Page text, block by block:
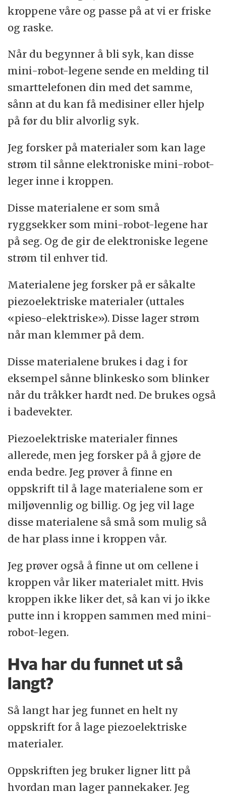
kroppene våre og passe på at vi er friske
og raske.
Når du begynner å bli syk, kan disse
mini-robot-legene sende en melding til
smarttelefonen din med det samme,
sånn at du kan få medisiner eller hjelp
på før du blir alvorlig syk.
Jeg forsker på materialer som kan lage
strøm til sånne elektroniske mini-robot-
leger inne i kroppen.
Disse materialene er som små
ryggsekker som mini-robot-legene har
på seg. Og de gir de elektroniske legene
strøm til enhver tid.
Materialene jeg forsker på er såkalte
piezoelektriske materialer (uttales
«pieso-elektriske»). Disse lager strøm
når man klemmer på dem.
Disse materialene brukes i dag i for
eksempel sånne blinkesko som blinker
når du tråkker hardt ned. De brukes også
i badevekter.
Piezoelektriske materialer finnes
allerede, men jeg forsker på å gjøre de
enda bedre. Jeg prøver å finne en
oppskrift til å lage materialene som er
miljøvennlig og billig. Og jeg vil lage
disse materialene så små som mulig så
de har plass inne i kroppen vår.
Jeg prøver også å finne ut om cellene i
kroppen vår liker materialet mitt. Hvis
kroppen ikke liker det, så kan vi jo ikke
putte inn i kroppen sammen med mini-
robot-legen.
Hva har du funnet ut så
langt?
Så langt har jeg funnet en helt ny
oppskrift for å lage piezoelektriske
materialer.
Oppskriften jeg bruker ligner litt på
hvordan man lager pannekaker. Jeg